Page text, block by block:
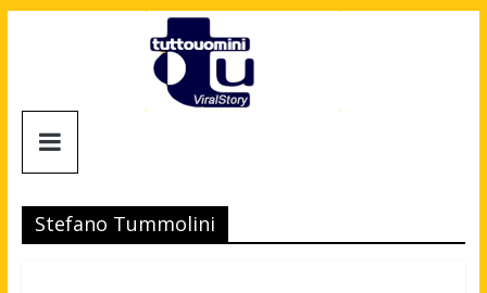
Tuttouomini
Tv,
Cinema,
Stefano Tummolini